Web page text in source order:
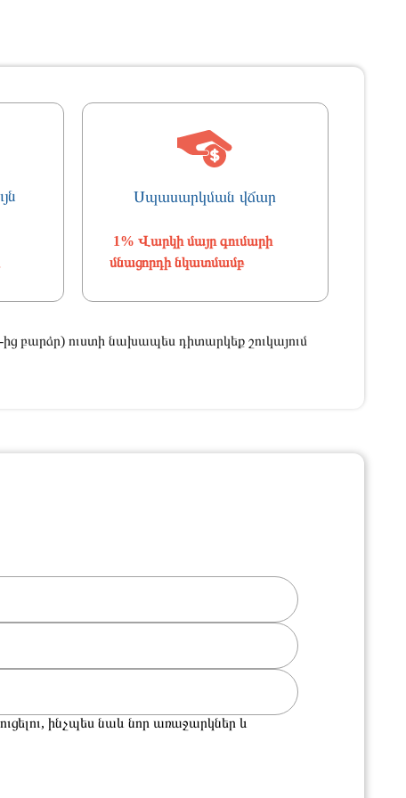
Սպասարկման վճար
1% Վարկի մայր գումարի
մնացորդի նկատմամբ
բարձր) ուստի նախապես դիտարկեք շուկայում
ինչպես նաև նոր առաջարկներ և